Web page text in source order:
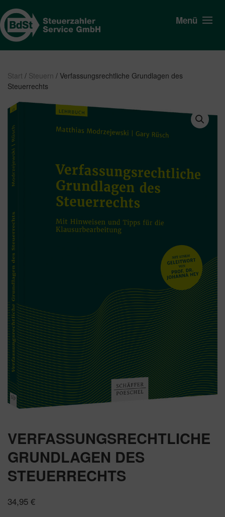
Menü
Start / Steuern / Verfassungsrechtliche Grundlagen des
Steuerrechts
VERFASSUNGSRECHTLICHE
GRUNDLAGEN DES
STEUERRECHTS
34,95 €